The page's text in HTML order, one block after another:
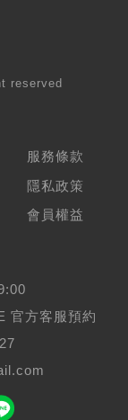
reserved
服務條款
隱私政策
會員權益
官方客服預約